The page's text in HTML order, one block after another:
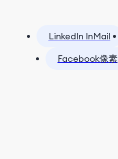
LinkedIn InMail
Facebook像素